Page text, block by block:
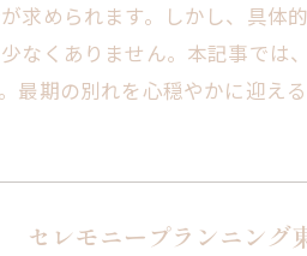
求められます。しかし、具体
なくありません。本記事で
最期の別れを心穏やかに迎え
セレモニープランニング